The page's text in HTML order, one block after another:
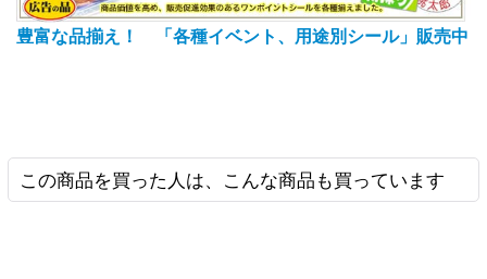
豊富な品揃え！ 「各種イベント、用途別シール」販売中
この商品を買った人は、こんな商品も買っています